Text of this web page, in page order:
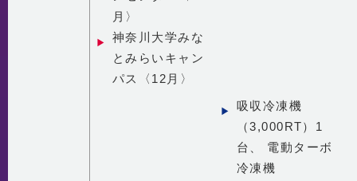
月〉
神奈川大学みな
とみらいキャン
パス〈12月〉
吸収冷凍機
（3,000RT）1
台、 電動ターボ
冷凍機